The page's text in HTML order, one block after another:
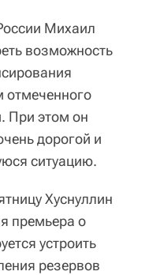
Михаил
возможность
отмеченного
При этом он
дорогой и
ситуацию.
Хуснуллин
премьера о
устроить
резервов